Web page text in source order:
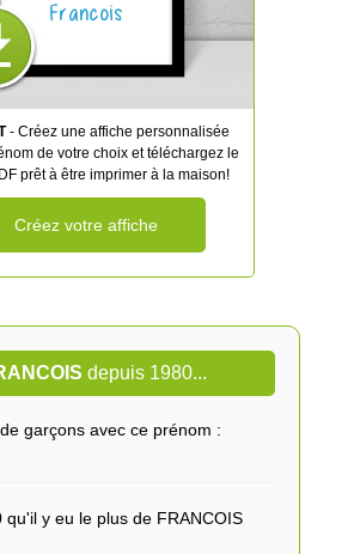
Francois
- Créez une affiche personnalisée
de votre choix et téléchargez le
prêt à être imprimer à la maison!
Créez votre affiche
depuis 1980...
garçons avec ce prénom :
qu'il y eu le plus de FRANCOIS